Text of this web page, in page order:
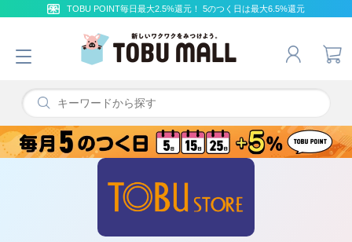
TOBU POINT毎日最大2.5%還元！ 5のつく日は最大6.5%還元